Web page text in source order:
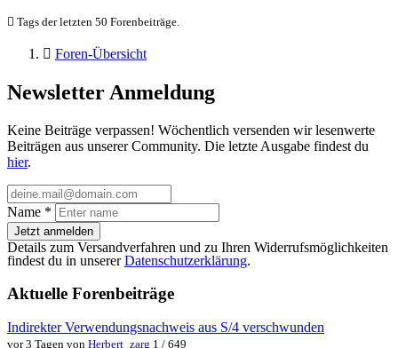
Tags der letzten 50 Forenbeiträge.
Foren-Übersicht
Newsletter Anmeldung
Keine Beiträge verpassen! Wöchentlich versenden wir lesenwerte
Beiträgen aus unserer Community. Die letzte Ausgabe findest du
hier.
Name *
Jetzt anmelden
Details zum Versandverfahren und zu Ihren Widerrufsmöglichkeiten
findest du in unsererDatenschutzerklärung.
Aktuelle Forenbeiträge
Indirekter Verwendungsnachweis aus S/4 verschwunden
vor 3 Tagen von Herbert_zarg 1 / 649